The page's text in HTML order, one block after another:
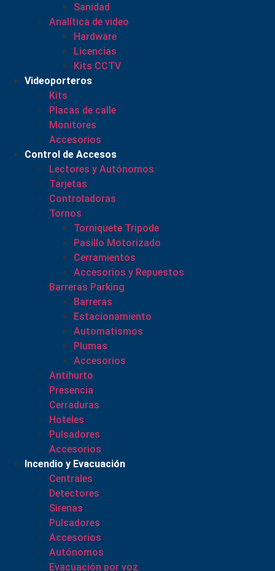
Sanidad
Analítica de video
Hardware
Licencias
Kits CCTV
Videoporteros
Kits
Placas de calle
Monitores
Accesorios
Control de Accesos
Lectores y Autónomos
Tarjetas
Controladoras
Tornos
Torniquete Tripode
Pasillo Motorizado
Cerramientos
Accesorios y Repuestos
Barreras Parking
Barreras
Estacionamiento
Automatismos
Plumas
Accesorios
Antihurto
Presencia
Cerraduras
Hoteles
Pulsadores
Accesorios
Incendio y Evacuación
Centrales
Detectores
Sirenas
Pulsadores
Accesorios
Autónomos
Evacuación por voz